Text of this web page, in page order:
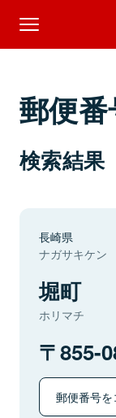
郵便
検索結果
長崎県
ナガサキケン
堀町
ホリマチ
855-
郵便番号